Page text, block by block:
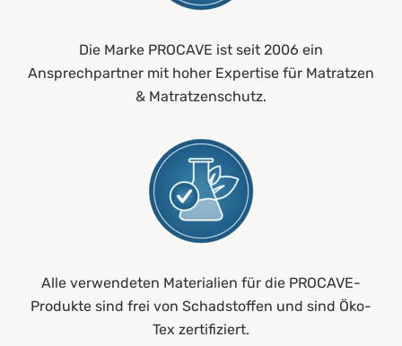
Die Marke PROCAVE ist seit 2006 ein
Ansprechpartner mit hoher Expertise für Matratzen
& Matratzenschutz.
Alle verwendeten Materialien für die PROCAVE-
Produkte sind frei von Schadstoffen und sind Öko-
Tex zertifiziert.